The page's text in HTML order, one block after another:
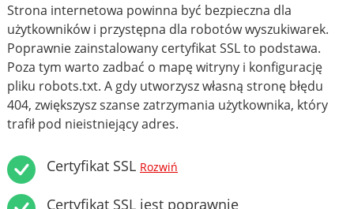
Strona internetowa powinna być bezpieczna dla
użytkowników i przystępna dla robotów wyszukiwarek.
Poprawnie zainstalowany certyfikat SSL to podstawa.
Poza tym warto zadbać o mapę witryny i konfigurację
pliku robots.txt. A gdy utworzysz własną stronę błędu
404, zwiększysz szanse zatrzymania użytkownika, który
trafił pod nieistniejący adres.
Certyfikat SSL Rozwiń
Certyfikat SSL jest poprawnie